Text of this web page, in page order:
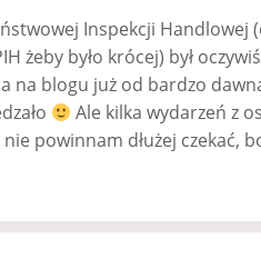
Inspekcji Handlowej
żeby było krócej) był
na blogu już od bardzo
Ale kilka wydarzeń z
nie powinnam dłużej czekać,